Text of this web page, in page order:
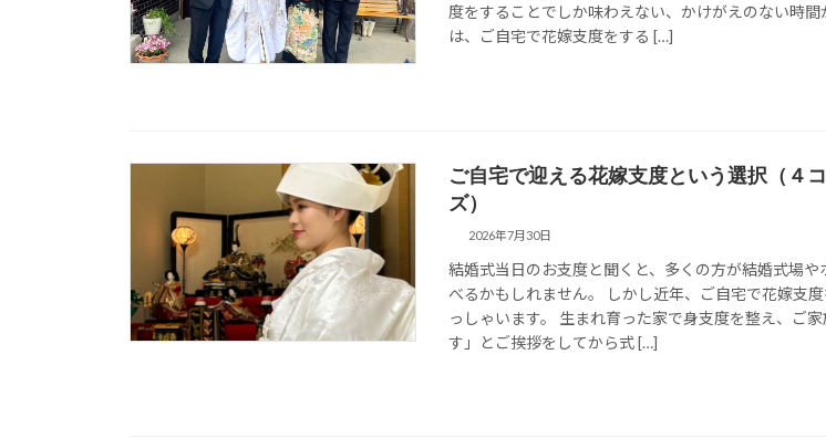
度をすることでしか味わえない、かけがえのない時間
は、ご自宅で花嫁支度をする […]
ご自宅で迎える花嫁支度という選択（４
ズ）
2026年7月30日
結婚式当日のお支度と聞くと、多くの方が結婚式場や
べるかもしれません。 しかし近年、ご自宅で花嫁支
っしゃいます。 生まれ育った家で身支度を整え、ご
す」とご挨拶をしてから式 […]